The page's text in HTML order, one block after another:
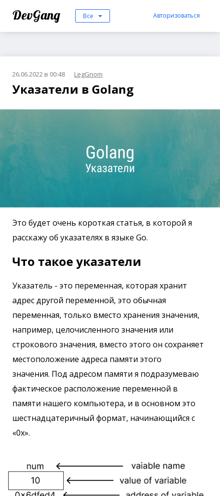
DevGang Все Авторизоваться
26.06.2022 в 00:48 LegGnom
Указатели в Golang
Это будет очень короткая статья, в которой я
расскажу об указателях в языке Go.
Что такое указатели
Указатель - это переменная, которая хранит
адрес другой переменной, это обычная
переменная, только вместо хранения значения,
например, целочисленного значения или
строкового значения, вместо этого он сохраняет
местоположение адреса памяти этого
значения. Под адресом памяти я подразумеваю
фактическое расположение переменной в
памяти нашего компьютера, и в основном это
шестнадцатеричный формат, начинающийся с
«0x».